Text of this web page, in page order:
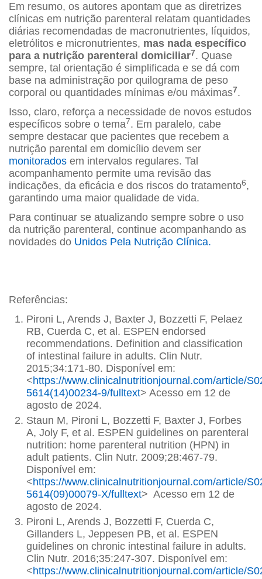
Em resumo, os autores apontam que as diretrizes
clínicas em nutrição parenteral relatam quantidades
diárias recomendadas de macronutrientes, líquidos,
eletrólitos e micronutrientes, mas nada específico
para a nutrição parenteral domiciliar7. Quase
sempre, tal orientação é simplificada e se dá com
base na administração por quilograma de peso
corporal ou quantidades mínimas e/ou máximas7.
Isso, claro, reforça a necessidade de novos estudos
específicos sobre o tema7. Em paralelo, cabe
sempre destacar que pacientes que recebem a
nutrição parental em domicílio devem ser
monitorados em intervalos regulares. Tal
acompanhamento permite uma revisão das
indicações, da eficácia e dos riscos do tratamento6,
garantindo uma maior qualidade de vida.
Para continuar se atualizando sempre sobre o uso
da nutrição parenteral, continue acompanhando as
novidades do Unidos Pela Nutrição Clínica.
Referências:
Pironi L, Arends J, Baxter J, Bozzetti F, Pelaez
RB, Cuerda C, et al. ESPEN endorsed
recommendations. Definition and classification
of intestinal failure in adults. Clin Nutr.
2015;34:171-80. Disponível em:
<https://www.clinicalnutritionjournal.com/article/
5614(14)00234-9/fulltext> Acesso em 12 de
agosto de 2024.
Staun M, Pironi L, Bozzetti F, Baxter J, Forbes
A, Joly F, et al. ESPEN guidelines on parenteral
nutrition: home parenteral nutrition (HPN) in
adult patients. Clin Nutr. 2009;28:467-79.
Disponível em:
<https://www.clinicalnutritionjournal.com/article/
5614(09)00079-X/fulltext> Acesso em 12 de
agosto de 2024.
Pironi L, Arends J, Bozzetti F, Cuerda C,
Gillanders L, Jeppesen PB, et al. ESPEN
guidelines on chronic intestinal failure in adults.
Clin Nutr. 2016;35:247-307. Disponível em:
<https://www.clinicalnutritionjournal.com/article/